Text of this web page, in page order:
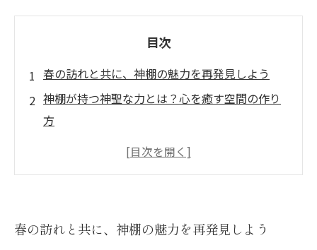
目次
春の訪れと共に、神棚の魅力を再発見しよう
神棚が持つ神聖な力とは？心を癒す空間の作り
方
梅の花が咲く季節、神棚との特別なひとときを
神棚を通じて体験する、日本文化の深い魅力
春の訪れと共に、神棚の魅力を再発見しよう